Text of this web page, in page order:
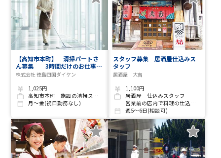
【高知市本町】 清掃パートさ
ん募集 3時間だけのお仕事で
す
株式会社 徳島四国ダイケン
1,025円
高知市本町 施設の清掃スタッフ
月～金(祝日勤務なし)
スタッフ募集 居酒屋仕込みス
タッフ
居酒屋 大吉
1,100円
居酒屋 仕込みスタッフ
営業前の店内で料理の仕込みをお願いいたします。
週5～6日(相談可)